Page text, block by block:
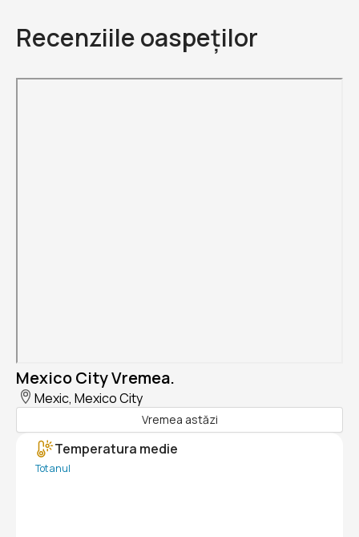
Recenziile oaspeților
Mexico City Vremea.
Mexic, Mexico City
Vremea astăzi
Temperatura medie
Tot anul